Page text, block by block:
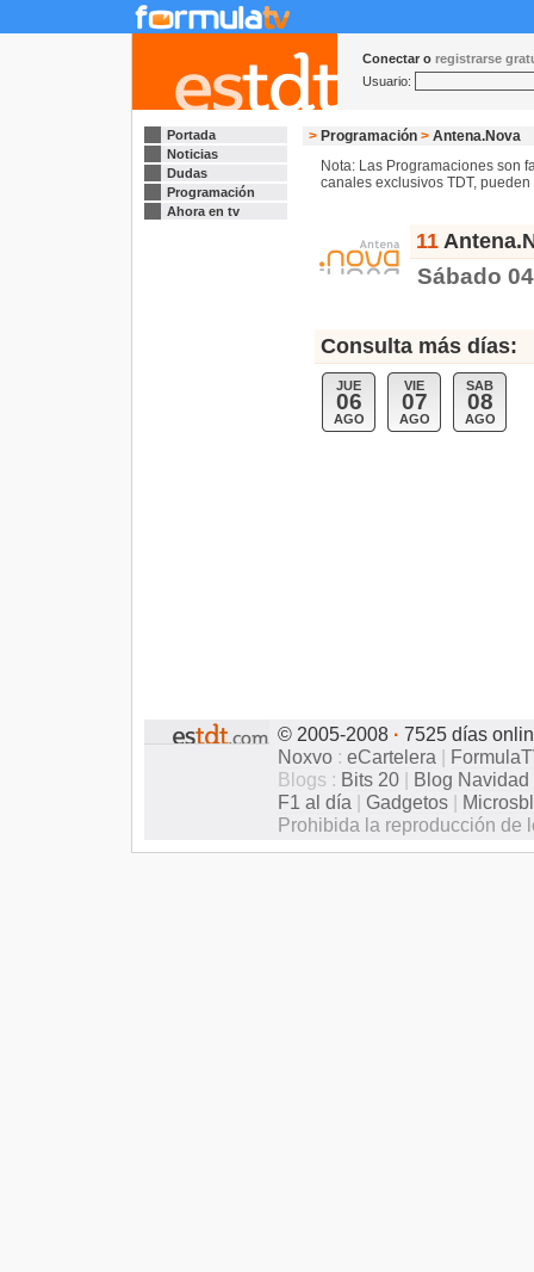
Conectar o registrarse
Usuario:
Portada
Noticias
Dudas
Programación
Ahora en tv
> Programación > Antena.Nova
Nota: Las Programaciones son
canales exclusivos TDT,
11
Sábado
Consulta más días:
JUE
06
AGO
VIE
07
AGO
SAB
08
AGO
© 2005-2008 · 7525 días
Noxvo : eCartelera |
Blogs : Bits 20 | Blog Navidad
F1 al día | Gadgetos |
Prohibida la reproducción de